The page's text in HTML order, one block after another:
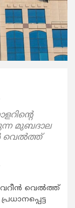
മുബദാല
വെല്‍ത്ത്
വെല്‍ത്ത്